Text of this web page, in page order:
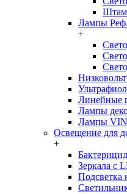
Лампы
+
Линейные
Лампы
Лампы
Освещение для
+
Зеркала с
Подсветка